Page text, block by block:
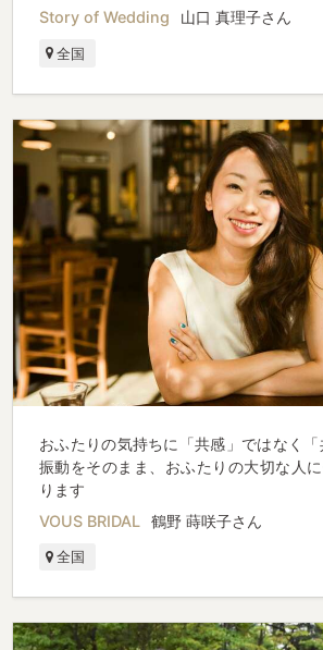
Story of Wedding 山口 真理子さん
全国
おふたりの気持ちに「共感」ではなく
振動をそのまま、おふたりの大切な人
ります
VOUS BRIDAL
鶴野 蒔咲子さん
全国